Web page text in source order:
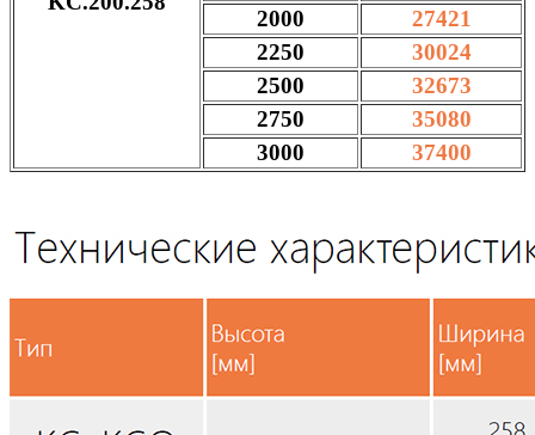
2000
27421
2250
30024
2500
32673
2750
35080
3000
37400